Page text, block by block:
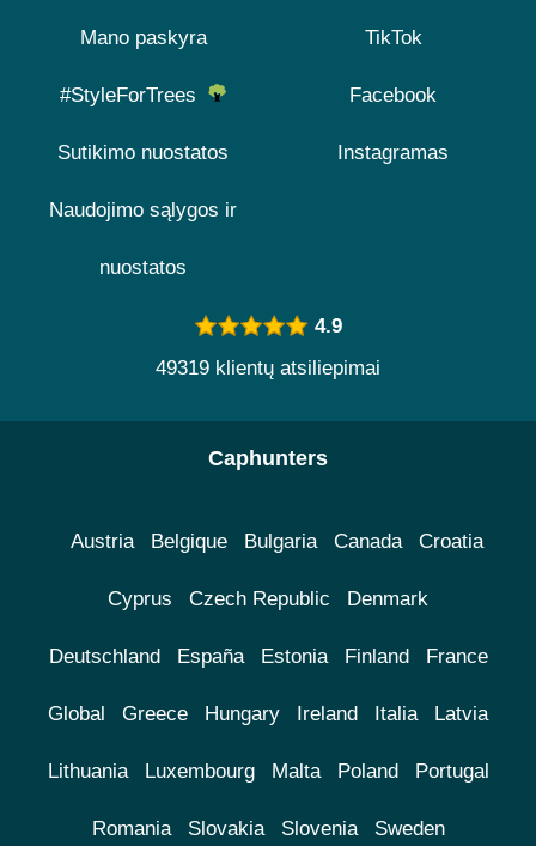
Mano paskyra
#StyleForTrees
Sutikimo nuostatos
Naudojimo sąlygos ir
nuostatos
TikTok
Facebook
Instagramas
4.9
49319 klientų atsiliepimai
Caphunters
Austria Belgique Bulgaria Canada Croatia
Cyprus Czech Republic Denmark
Deutschland España Estonia Finland France
Global Greece Hungary Ireland Italia Latvia
Lithuania Luxembourg Malta Poland Portugal
Romania Slovakia Slovenia Sweden